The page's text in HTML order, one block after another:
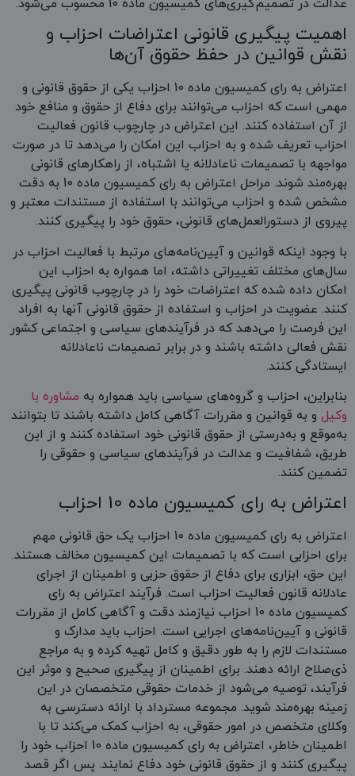
عدالت در تصمیم‌گیری‌های کمیسیون ماده 10 محسوب می‌شود.
اهمیت پیگیری قانونی اعتراضات احزاب و
نقش قوانین در حفظ حقوق آن‌ها
اعتراض به رای کمیسیون ماده 10 احزاب یکی از حقوق قانونی و
مهمی است که احزاب می‌توانند برای دفاع از حقوق و منافع خود
از آن استفاده کنند. این اعتراض در چارچوب قانون فعالیت
احزاب تعریف شده و به احزاب این امکان را می‌دهد تا در صورت
مواجهه با تصمیمات ناعادلانه یا اشتباه، از راهکارهای قانونی
بهره‌مند شوند. مراحل اعتراض به رای کمیسیون ماده 10 به دقت
مشخص شده و احزاب می‌توانند با استفاده از مستندات معتبر و
پیروی از دستورالعمل‌های قانونی، حقوق خود را پیگیری کنند.
با وجود اینکه قوانین و آیین‌نامه‌های مرتبط با فعالیت احزاب در
سال‌های مختلف تغییراتی داشته، اما همواره به احزاب این
امکان داده شده که اعتراضات خود را در چارچوب قانونی پیگیری
کنند. عضویت در احزاب و استفاده از حقوق قانونی آنها به افراد
این فرصت را می‌دهد که در فرآیندهای سیاسی و اجتماعی کشور
نقش فعالی داشته باشند و در برابر تصمیمات ناعادلانه
ایستادگی کنند.
بنابراین، احزاب و گروه‌های سیاسی باید همواره به مشاوره با
وکیل و به قوانین و مقررات آگاهی کامل داشته باشند تا بتوانند
به‌موقع و به‌درستی از حقوق قانونی خود استفاده کنند و از این
طریق، شفافیت و عدالت در فرآیندهای سیاسی و حقوقی را
تضمین کنند.
اعتراض به رای کمیسیون ماده 10 احزاب
اعتراض به رای کمیسیون ماده 10 احزاب یک حق قانونی مهم
برای احزابی است که با تصمیمات این کمیسیون مخالف هستند.
این حق، ابزاری برای دفاع از حقوق حزبی و اطمینان از اجرای
عادلانه قانون فعالیت احزاب است. فرآیند اعتراض به رای
کمیسیون ماده 10 احزاب نیازمند دقت و آگاهی کامل از مقررات
قانونی و آیین‌نامه‌های اجرایی است. احزاب باید مدارک و
مستندات لازم را به طور دقیق و کامل تهیه کرده و به مراجع
ذی‌صلاح ارائه دهند. برای اطمینان از پیگیری صحیح و موثر این
فرآیند، توصیه می‌شود از خدمات حقوقی متخصصان در این
زمینه بهره‌مند شوید. مجموعه مسترداد با ارائه دسترسی به
وکلای متخصص در امور حقوقی، به احزاب کمک می‌کند تا با
اطمینان خاطر، اعتراض به رای کمیسیون ماده 10 احزاب خود را
پیگیری کنند و از حقوق قانونی خود دفاع نمایند. پس اگر قصد